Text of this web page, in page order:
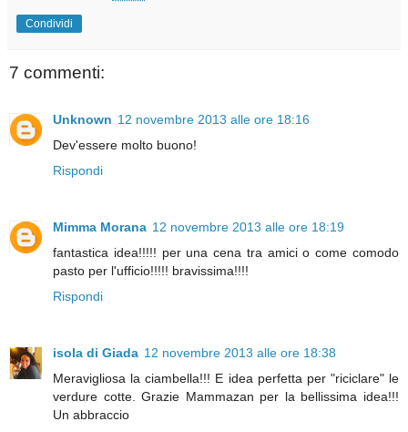
Condividi
7 commenti:
Unknown 12 novembre 2013 alle ore 18:16
Dev'essere molto buono!
Rispondi
Mimma Morana 12 novembre 2013 alle ore 18:19
fantastica idea!!!!! per una cena tra amici o come comodo
pasto per l'ufficio!!!!! bravissima!!!!
Rispondi
isola di Giada 12 novembre 2013 alle ore 18:38
Meravigliosa la ciambella!!! E idea perfetta per "riciclare" le
verdure cotte. Grazie Mammazan per la bellissima idea!!!
Un abbraccio